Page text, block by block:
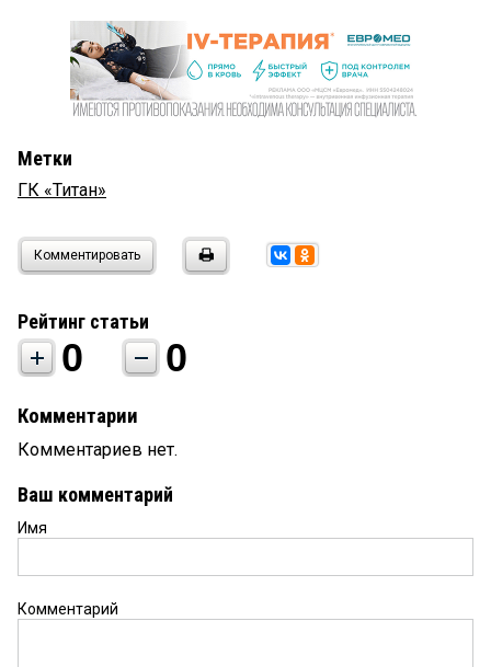
Метки
ГК «Титан»
Комментировать
Рейтинг статьи
0 0
Комментарии
Комментариев нет.
Ваш комментарий
Имя
Комментарий